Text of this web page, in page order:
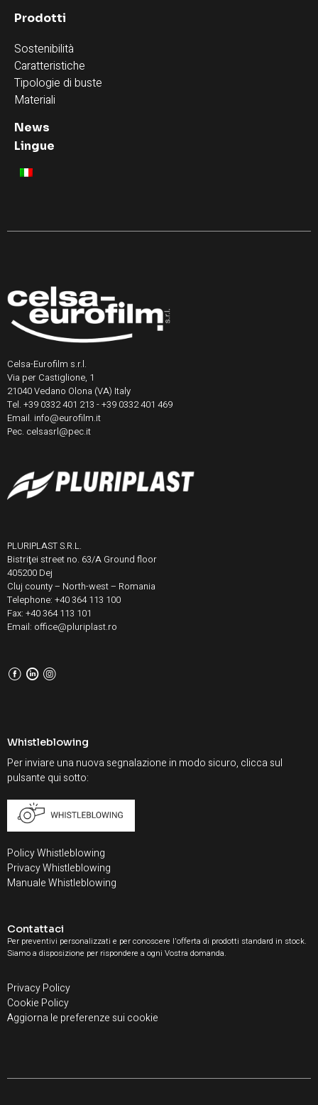
Prodotti
Sostenibilità
Caratteristiche
Tipologie di buste
Materiali
News
Lingue
Celsa-Eurofilm s.r.l.
Via per Castiglione, 1
21040 Vedano Olona (VA) Italy
Tel. +39 0332 401 213 - +39 0332 401 469
Email. info@eurofilm.it
Pec. celsasrl@pec.it
PLURIPLAST S.R.L.
Bistriţei street no. 63/A Ground floor
405200 Dej
Cluj county – North-west – Romania
Telephone: +40 364 113 100
Fax: +40 364 113 101
Email: office@pluriplast.ro
F L I
Whistleblowing
Per inviare una nuova segnalazione in modo sicuro, clicca sul
pulsante qui sotto:
Policy Whistleblowing
Privacy Whistleblowing
Manuale Whistleblowing
Contattaci
Per preventivi personalizzati e per conoscere l'offerta di prodotti standard in stock.
Siamo a disposizione per rispondere a ogni Vostra domanda.
Privacy Policy
Cookie Policy
Aggiorna le preferenze sui cookie